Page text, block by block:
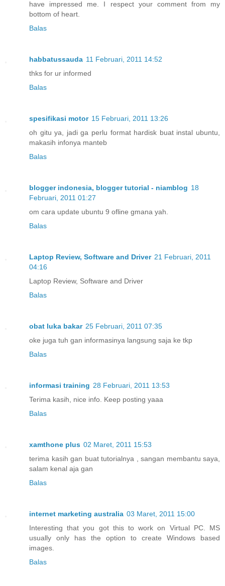
have impressed me. I respect your comment from my
bottom of heart.
Balas
habbatussauda 11 Februari, 2011 14:52
thks for ur informed
Balas
spesifikasi motor 15 Februari, 2011 13:26
oh gitu ya, jadi ga perlu format hardisk buat instal ubuntu,
makasih infonya manteb
Balas
blogger indonesia, blogger tutorial - niamblog 18
Februari, 2011 01:27
om cara update ubuntu 9 ofline gmana yah.
Balas
Laptop Review, Software and Driver 21 Februari, 2011
04:16
Laptop Review, Software and Driver
Balas
obat luka bakar 25 Februari, 2011 07:35
oke juga tuh gan informasinya langsung saja ke tkp
Balas
informasi training 28 Februari, 2011 13:53
Terima kasih, nice info. Keep posting yaaa
Balas
xamthone plus 02 Maret, 2011 15:53
terima kasih gan buat tutorialnya , sangan membantu saya,
salam kenal aja gan
Balas
internet marketing australia 03 Maret, 2011 15:00
Interesting that you got this to work on Virtual PC. MS
usually only has the option to create Windows based
images.
Balas